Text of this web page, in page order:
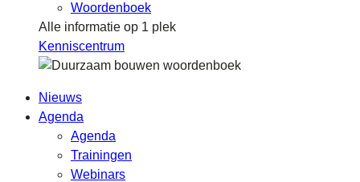
Woordenboek
Alle informatie op 1 plek
Kenniscentrum
Nieuws
Agenda
Agenda
Trainingen
Webinars